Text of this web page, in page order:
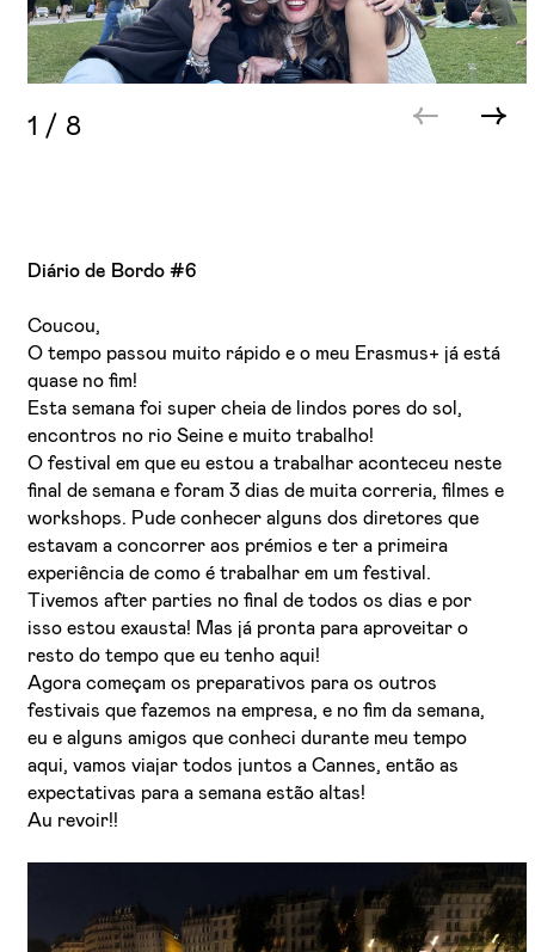
1 / 8
Diário de Bordo #6
Coucou,
O tempo passou muito rápido e o meu Erasmus+ já está
quase no fim!
Esta semana foi super cheia de lindos pores do sol,
encontros no rio Seine e muito trabalho!
O festival em que eu estou a trabalhar aconteceu neste
final de semana e foram 3 dias de muita correria, filmes e
workshops. Pude conhecer alguns dos diretores que
estavam a concorrer aos prémios e ter a primeira
experiência de como é trabalhar em um festival.
Tivemos after parties no final de todos os dias e por
isso estou exausta! Mas já pronta para aproveitar o
resto do tempo que eu tenho aqui!
Agora começam os preparativos para os outros
festivais que fazemos na empresa, e no fim da semana,
eu e alguns amigos que conheci durante meu tempo
aqui, vamos viajar todos juntos a Cannes, então as
expectativas para a semana estão altas!
Au revoir!!